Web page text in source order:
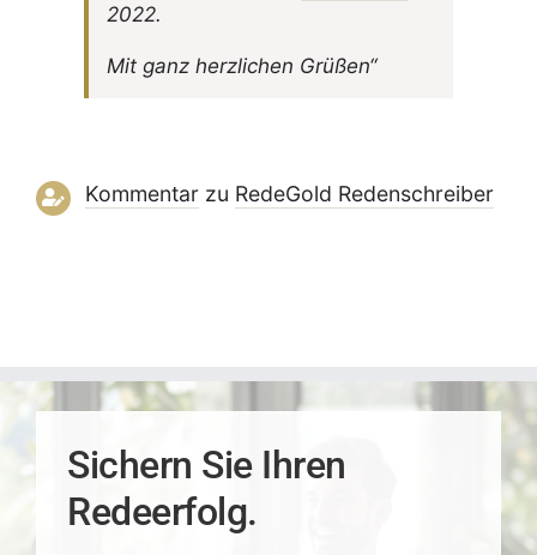
2022.
Mit ganz herz­li­chen Grüßen“
Kommentarzu RedeGold Reden­schreiber
Sichern Sie Ihren
Redeerfolg.